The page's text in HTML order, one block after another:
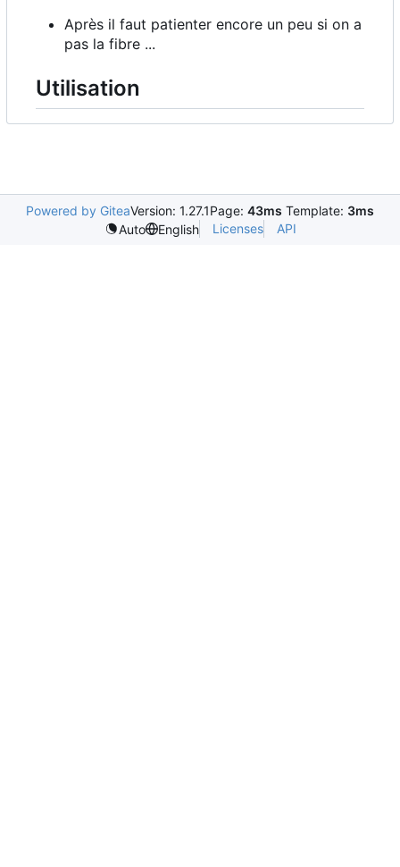
Après il faut patienter encore un peu si on a
pas la fibre ...
Utilisation
Powered by GiteaVersion: 1.27.1Page: 43ms Template: 3ms
Auto
English Licenses API